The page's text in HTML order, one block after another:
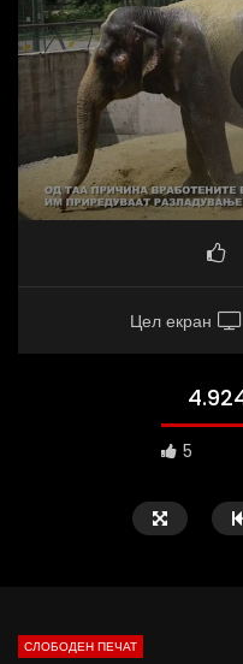
Цел екран
5
СЛОБОДЕН ПЕЧАТ